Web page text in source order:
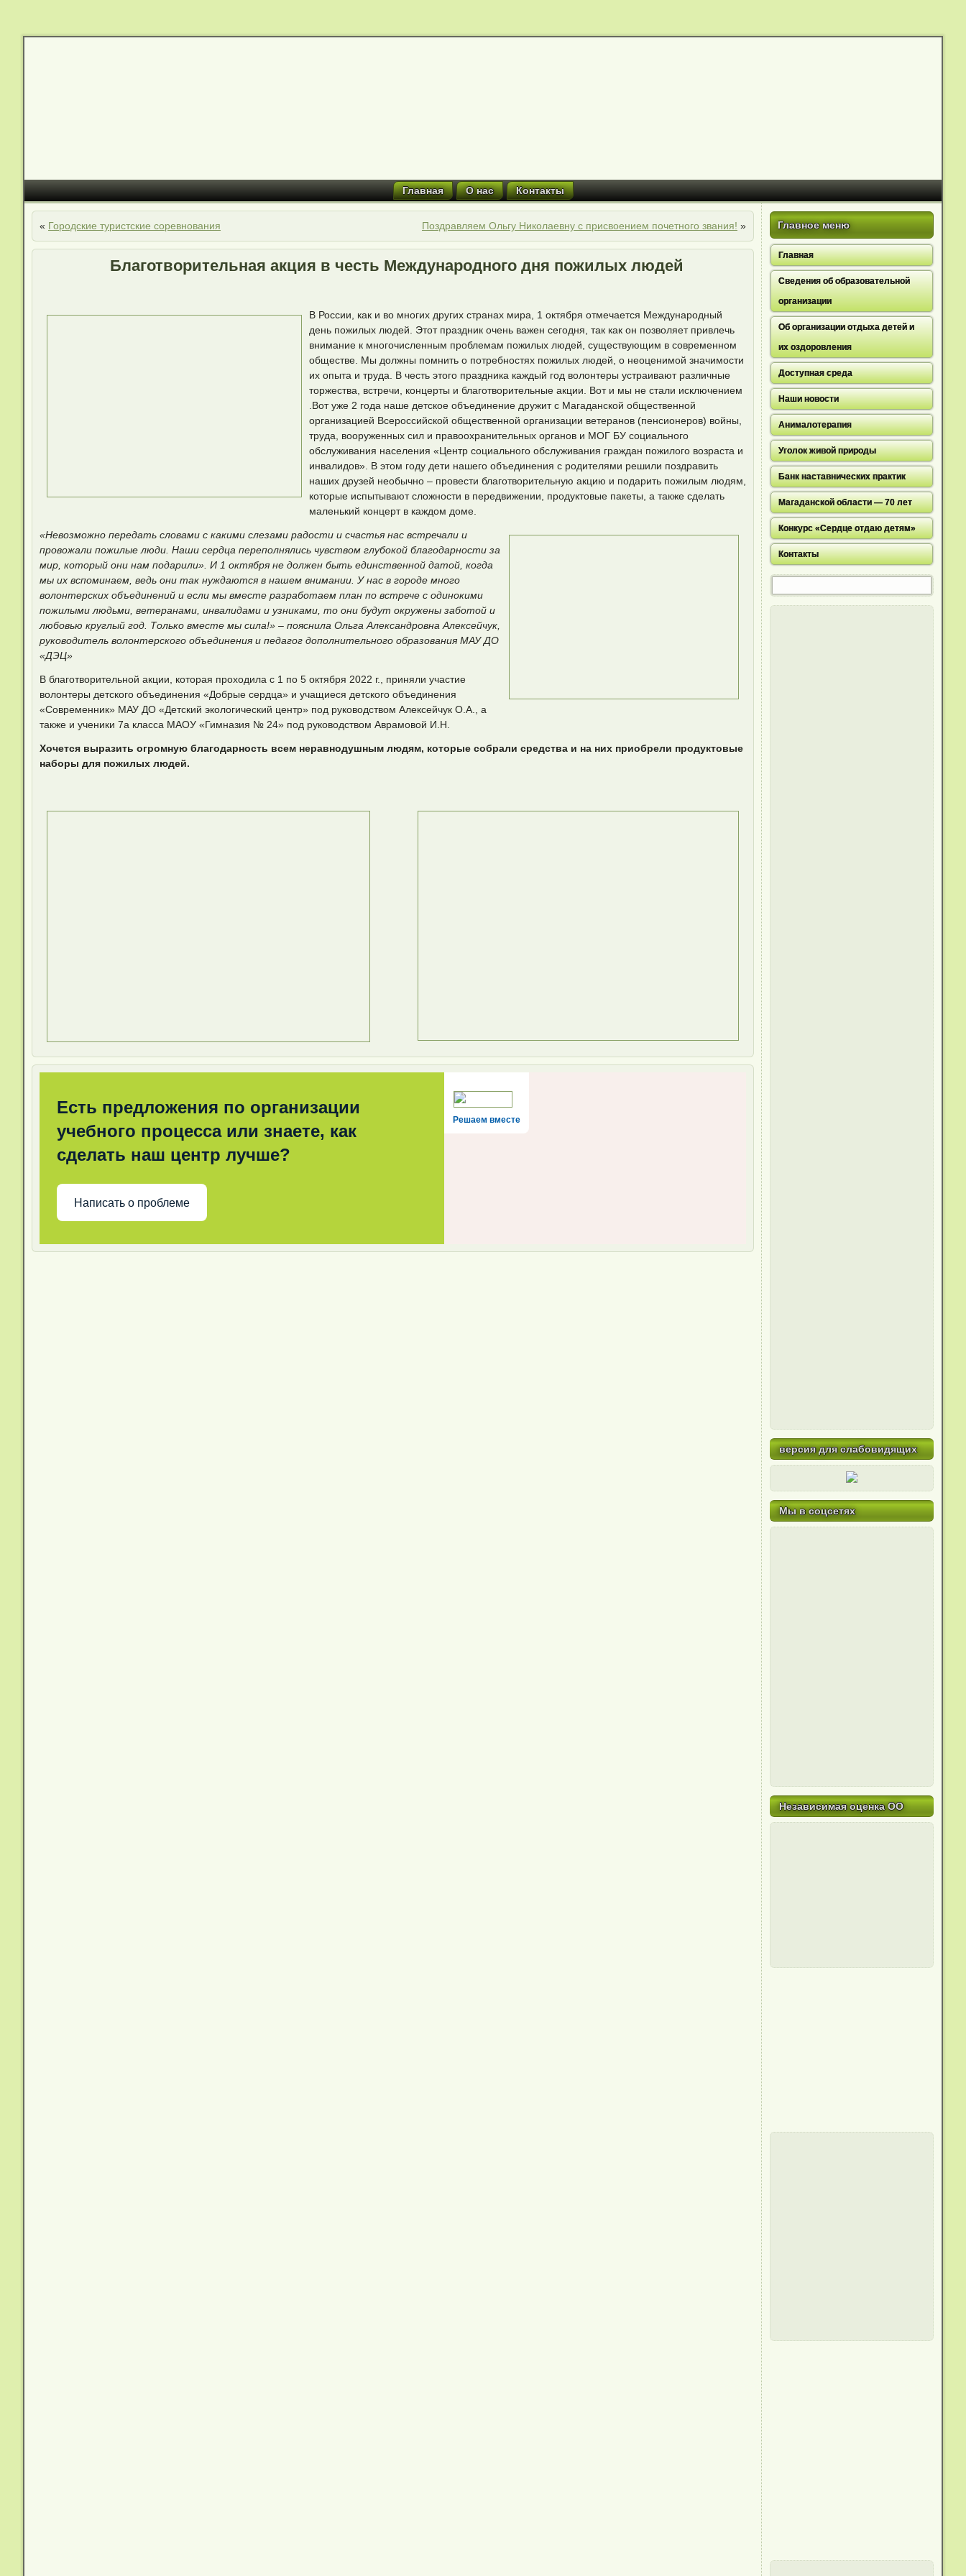
Главная О нас Контакты
« Городские туристские соревнования Поздравляем Ольгу Николаевну с присвоением почетного звания! »
Благотворительная акция в честь Международного дня пожилых людей
В России, как и во многих других странах мира, 1 октября отмечается Международный
день пожилых людей. Этот праздник очень важен сегодня, так как он позволяет привлечь
внимание к многочисленным проблемам пожилых людей, существующим в современном
обществе. Мы должны помнить о потребностях пожилых людей, о неоценимой значимости
их опыта и труда. В честь этого праздника каждый год волонтеры устраивают различные
торжества, встречи, концерты и благотворительные акции. Вот и мы не стали исключением
.Вот уже 2 года наше детское объединение дружит с Магаданской общественной
организацией Всероссийской общественной организации ветеранов (пенсионеров) войны,
труда, вооруженных сил и правоохранительных органов и МОГ БУ социального
обслуживания населения «Центр социального обслуживания граждан пожилого возраста и
инвалидов». В этом году дети нашего объединения с родителями решили поздравить
наших друзей необычно – провести благотворительную акцию и подарить пожилым людям,
которые испытывают сложности в передвижении, продуктовые пакеты, а также сделать
маленький концерт в каждом доме.
«Невозможно передать словами с какими слезами радости и счастья нас встречали и
провожали пожилые люди. Наши сердца переполнялись чувством глубокой благодарности за
мир, который они нам подарили». И 1 октября не должен быть единственной датой, когда
мы их вспоминаем, ведь они так нуждаются в нашем внимании. У нас в городе много
волонтерских объединений и если мы вместе разработаем план по встрече с одинокими
пожилыми людьми, ветеранами, инвалидами и узниками, то они будут окружены заботой и
любовью круглый год. Только вместе мы сила!» – пояснила Ольга Александровна Алексейчук,
руководитель волонтерского объединения и педагог дополнительного образования МАУ ДО
«ДЭЦ»
В благотворительной акции, которая проходила с 1 по 5 октября 2022 г., приняли участие
волонтеры детского объединения «Добрые сердца» и учащиеся детского объединения
«Современник» МАУ ДО «Детский экологический центр» под руководством Алексейчук О.А., а
также и ученики 7а класса МАОУ «Гимназия № 24» под руководством Аврамовой И.Н.
Хочется выразить огромную благодарность всем неравнодушным людям, которые собрали средства и на них приобрели продуктовые
наборы для пожилых людей.
Решаем вместе
Есть предложения по организации
учебного процесса или знаете, как
сделать наш центр лучше?
Написать о проблеме
Главное меню
Главная
Сведения об образовательной
организации
Об организации отдыха детей и
их оздоровления
Доступная среда
Наши новости
Анималотерапия
Уголок живой природы
Банк наставнических практик
Магаданской области — 70 лет
Конкурс «Сердце отдаю детям»
Контакты
версия для слабовидящих
Мы в соцсетях
Независимая оценка ОО